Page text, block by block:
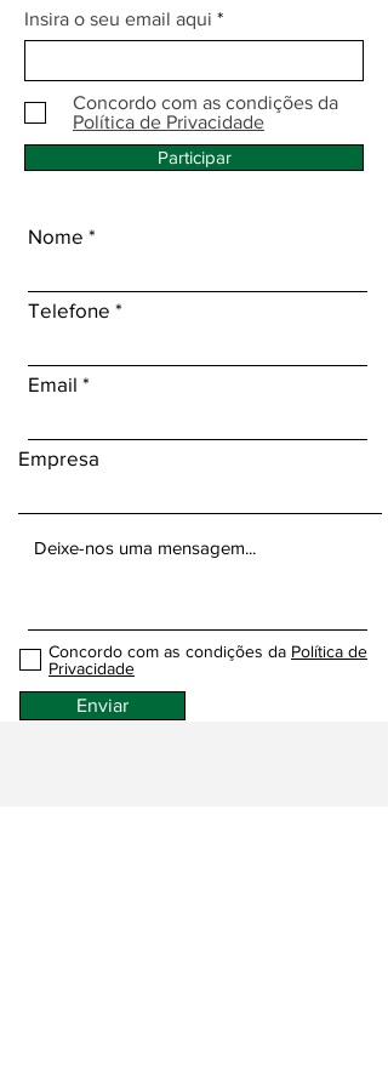
Insira o seu email aqui
Concordo com as condições da
Política de Privacidade
Participar
Nome
Telefone
Email
Empresa
Concordo com as condições da Política de
Privacidade
Enviar